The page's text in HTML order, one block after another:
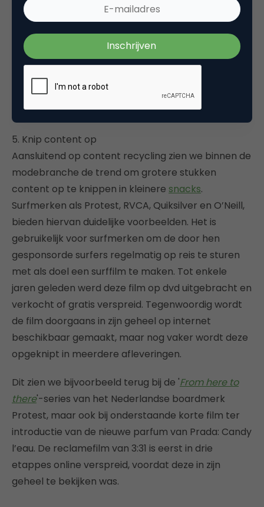
ook content zelf kan worden hergebruikt. Bestaand
printmateriaal kan misschien worden omgezet in
whitepapers of e-books, de ervaringen van je
klantenservice kunnen worden omgezet in een
bedrijf: zou daar, naast een hoop stof, waardevolle
content kunnen worden gevonden?
5. Knip content op
Aansluitend op content recycling zien we binnen de
modebranche de trend om grotere stukken
content op te knippen in kleinere snacks.
Surfmerken als Protest, RVCA, Quiksilver en O’Neill,
bieden hiervan duidelijke voorbeelden. Het is
gebruikelijk voor surfmerken om de door hen
gesponsorde surfers regelmatig op reis te sturen
met als doel een surffilm te maken. Tot enkele
jaren geleden werd deze film op dvd uitgebracht en
verkocht of gratis verspreid. Tegenwoordig wordt
de film doorgaans in zijn geheel op internet
beschikbaar gemaakt, maar nog vaker wordt deze
opgeknipt in meerdere afleveringen.
Dit zien we bijvoorbeeld terug bij de 'From here to
there'-series van het Nederlandse boardmerk
Protest, maar ook bij onderstaande korte film ter
introductie van de nieuwe parfum van Prada: Candy
l’eau. De reclamefilm van 3:31 is eerst in drie
etappes online verspreid, voordat deze in zijn
geheel te bekijken was.